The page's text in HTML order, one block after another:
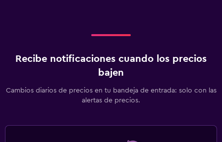
Recibe notificaciones cuando los precios
bajen
Cambios diarios de precios en tu bandeja de entrada: solo con las
alertas de precios.